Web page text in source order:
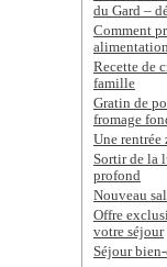
du Gard –
Comment
Recette de
famille
Gratin de
fromage
Une rentrée
Sortir de la
profond
Nouveau
Offre
votre séjour
Séjour bien-